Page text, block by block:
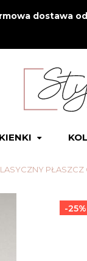
dostawa
-25%